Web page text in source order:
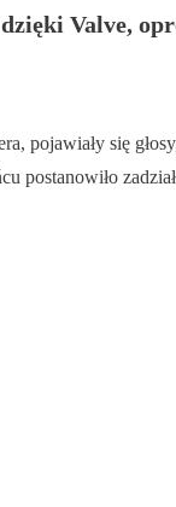
Valve,
pojawiały się
postanowiło